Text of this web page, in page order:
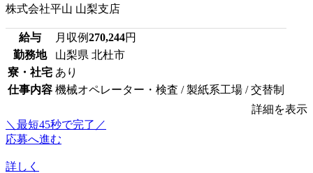
株式会社平山 山梨支店
給与 月収例270,244円
勤務地
山梨県 北杜市
寮・社宅 あり
仕事内容 機械オペレーター・検査 / 製紙系工場 / 交替制
詳細を表示
＼最短45秒で完了／
応募へ進む
詳しく